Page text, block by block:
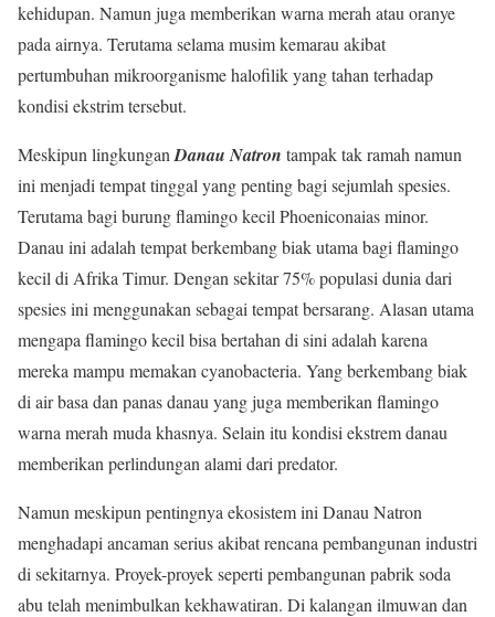
kehidupan. Namun juga memberikan warna merah atau oranye
pada airnya. Terutama selama musim kemarau akibat
pertumbuhan mikroorganisme halofilik yang tahan terhadap
kondisi ekstrim tersebut.
Meskipun lingkunganDanau Natron tampak tak ramah namun
ini menjadi tempat tinggal yang penting bagi sejumlah spesies.
Terutama bagi burung flamingo kecil Phoeniconaias minor.
Danau ini adalah tempat berkembang biak utama bagi flamingo
kecil di Afrika Timur. Dengan sekitar 75% populasi dunia dari
spesies ini menggunakan sebagai tempat bersarang. Alasan utama
mengapa flamingo kecil bisa bertahan di sini adalah karena
mereka mampu memakan cyanobacteria. Yang berkembang biak
di air basa dan panas danau yang juga memberikan flamingo
warna merah muda khasnya. Selain itu kondisi ekstrem danau
memberikan perlindungan alami dari predator.
Namun meskipun pentingnya ekosistem ini Danau Natron
menghadapi ancaman serius akibat rencana pembangunan industri
di sekitarnya. Proyek-proyek seperti pembangunan pabrik soda
abu telah menimbulkan kekhawatiran. Di kalangan ilmuwan dan